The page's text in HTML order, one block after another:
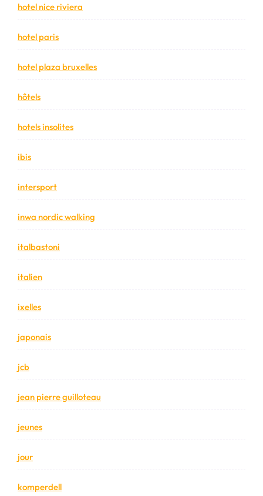
hotel nice riviera
hotel paris
hotel plaza bruxelles
hôtels
hotels insolites
ibis
intersport
inwa nordic walking
italbastoni
italien
ixelles
japonais
jcb
jean pierre guilloteau
jeunes
jour
komperdell